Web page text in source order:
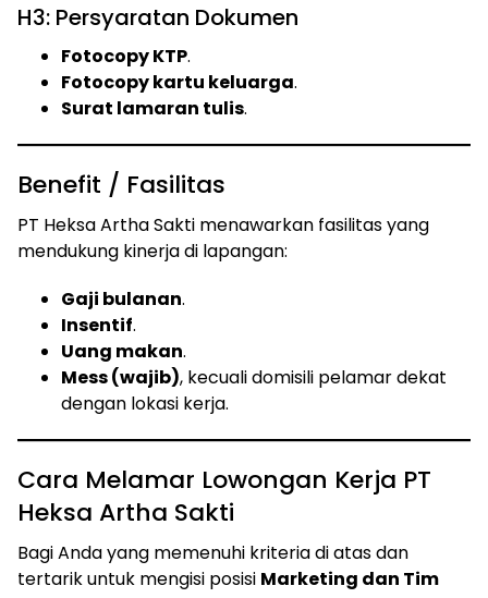
H3: Persyaratan Dokumen
Fotocopy KTP.
Fotocopy kartu keluarga.
Surat lamaran tulis.
Benefit / Fasilitas
PT Heksa Artha Sakti menawarkan fasilitas yang
mendukung kinerja di lapangan:
Gaji bulanan.
Insentif.
Uang makan.
Mess (wajib), kecuali domisili pelamar dekat
dengan lokasi kerja.
Cara Melamar Lowongan Kerja PT
Heksa Artha Sakti
Bagi Anda yang memenuhi kriteria di atas dan
tertarik untuk mengisi posisi Marketing dan Tim